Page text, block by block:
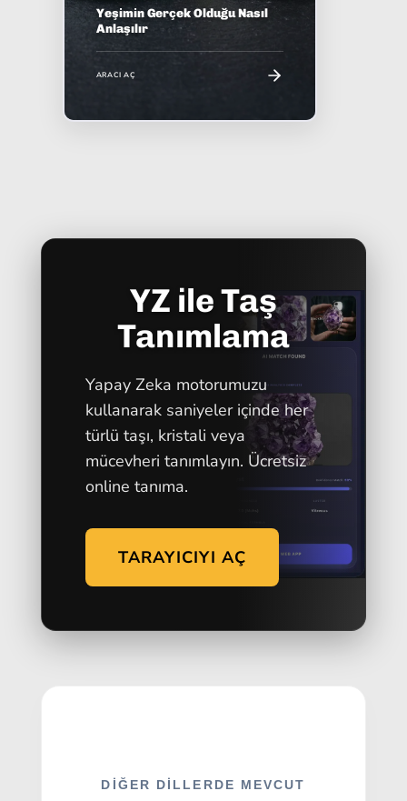
Yeşimin Gerçek Olduğu Nasıl
Anlaşılır
ARACI AÇ
YZ ile Taş
Tanımlama
Yapay Zeka motorumuzu
kullanarak saniyeler içinde her
türlü taşı, kristali veya
mücevheri tanımlayın. Ücretsiz
online tanıma.
TARAYICIYI AÇ
DIĞER DILLERDE MEVCUT